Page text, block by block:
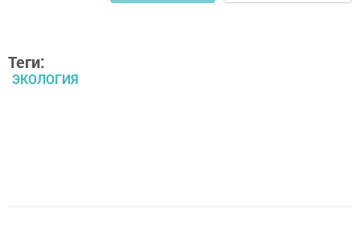
Теги:
ЭКОЛОГИЯ